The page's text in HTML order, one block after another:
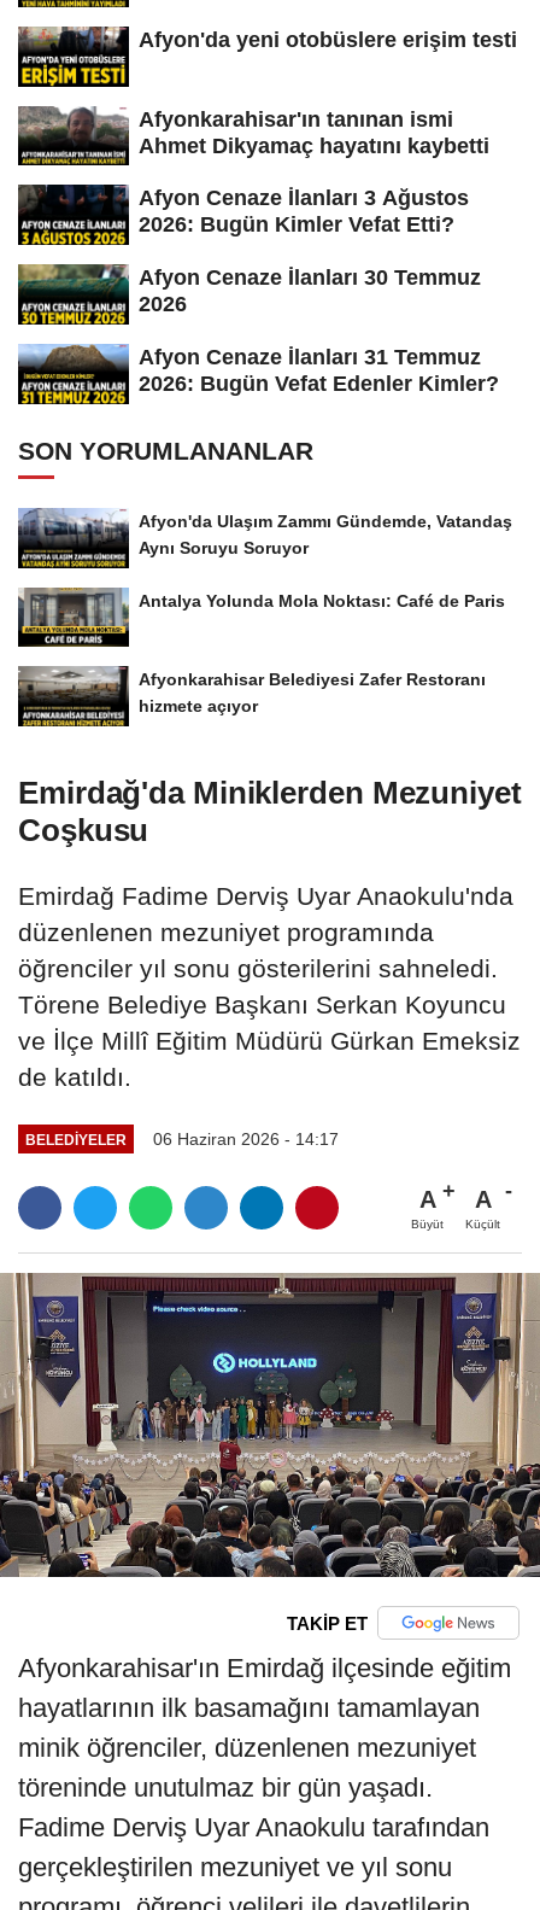
Afyon'da yeni otobüslere erişim testi
Afyonkarahisar'ın tanınan ismi
Ahmet Dikyamaç hayatını kaybetti
Afyon Cenaze İlanları 3 Ağustos
2026: Bugün Kimler Vefat Etti?
Afyon Cenaze İlanları 30 Temmuz
2026
Afyon Cenaze İlanları 31 Temmuz
2026: Bugün Vefat Edenler Kimler?
SON YORUMLANANLAR
Afyon'da Ulaşım Zammı Gündemde, Vatandaş
Aynı Soruyu Soruyor
Antalya Yolunda Mola Noktası: Café de Paris
Afyonkarahisar Belediyesi Zafer Restoranı
hizmete açıyor
Emirdağ'da Miniklerden Mezuniyet
Coşkusu
Emirdağ Fadime Derviş Uyar Anaokulu'nda
düzenlenen mezuniyet programında
öğrenciler yıl sonu gösterilerini sahneledi.
Törene Belediye Başkanı Serkan Koyuncu
ve İlçe Millî Eğitim Müdürü Gürkan Emeksiz
de katıldı.
BELEDIYELER 06 Haziran 2026 - 14:17
A
Büyüt
A
Küçült
TAKİP ET
Afyonkarahisar'ın Emirdağ ilçesinde eğitim
hayatlarının ilk basamağını tamamlayan
minik öğrenciler, düzenlenen mezuniyet
töreninde unutulmaz bir gün yaşadı.
Fadime Derviş Uyar Anaokulu tarafından
gerçekleştirilen mezuniyet ve yıl sonu